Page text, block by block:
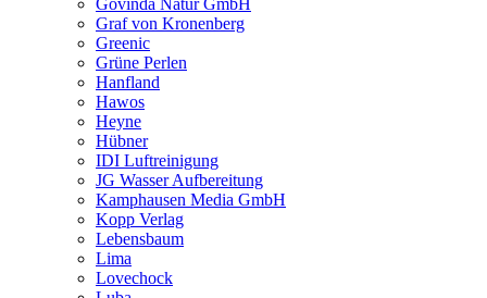
Govinda Natur GmbH
Graf von Kronenberg
Greenic
Grüne Perlen
Hanfland
Hawos
Heyne
Hübner
IDI Luftreinigung
JG Wasser Aufbereitung
Kamphausen Media GmbH
Kopp Verlag
Lebensbaum
Lima
Lovechock